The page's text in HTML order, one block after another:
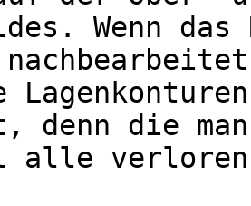
Wenn
denn die
alle verloren